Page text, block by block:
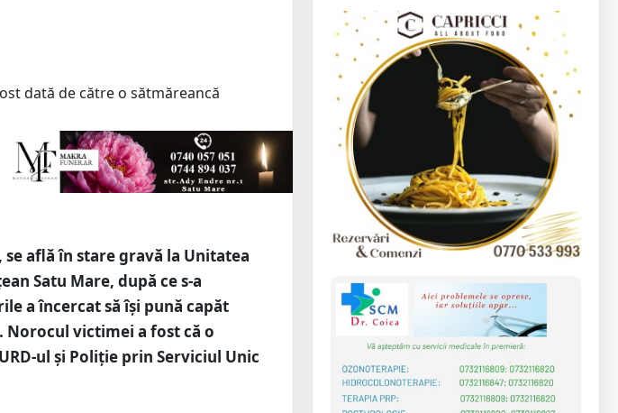
află în stare gravă la Unitatea
Satu Mare, după ce s-a
a încercat să își pună capăt
victimei a fost că o
ul și Poliție prin Serviciul Unic